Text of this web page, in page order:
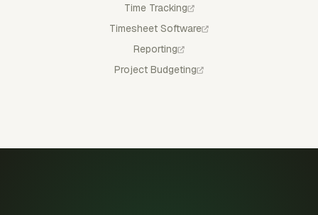
Time Tracking
Timesheet Software
Reporting
Project Budgeting